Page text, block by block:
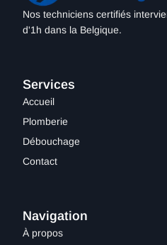
Nos techniciens certifiés
d'1h dans la Belgique.
Services
Accueil
Plomberie
Débouchage
Contact
Navigation
À propos